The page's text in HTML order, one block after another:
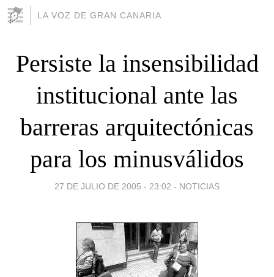
LA VOZ DE GRAN CANARIA
Persiste la insensibilidad
institucional ante las
barreras arquitectónicas
para los minusválidos
27 DE JULIO DE 2005 - 23:02 - NOTICIAS